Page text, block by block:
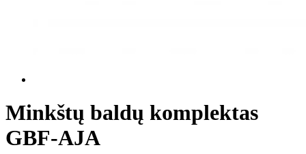
Minkštų baldų komplektas
GBF-AJA